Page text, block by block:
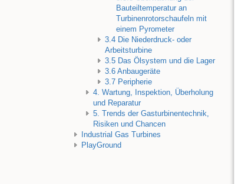
Bauteiltemperatur an
Turbinenrotorschaufeln mit
einem Pyrometer
3.4 Die Niederdruck- oder
Arbeitsturbine
3.5 Das Ölsystem und die Lager
3.6 Anbaugeräte
3.7 Peripherie
4. Wartung, Inspektion, Überholung
und Reparatur
5. Trends der Gasturbinentechnik,
Risiken und Chancen
Industrial Gas Turbines
PlayGround